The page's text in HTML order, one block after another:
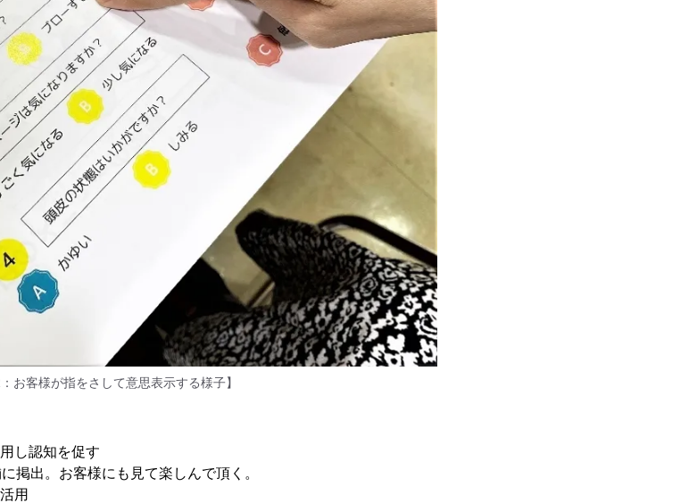
：お客様が指をさして意思表示する様子】
し認知を促す
掲出。お客様にも見て楽しんで頂く。
用